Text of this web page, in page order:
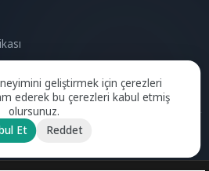
geliştirmek için çerezleri
ederek bu çerezleri kabul etmiş
olursunuz.
Et
Reddet